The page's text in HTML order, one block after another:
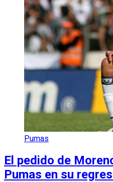
Pumas
El pedido de
Pumas en su